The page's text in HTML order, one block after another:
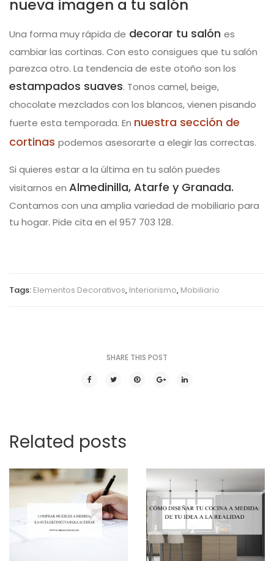
nueva imagen a tu salón
Una forma muy rápida de decorar tu salón es
cambiar las cortinas. Con esto consigues que tu salón
parezca otro. La tendencia de este otoño son los
estampados suaves. Tonos camel, beige,
chocolate mezclados con los blancos, vienen pisando
fuerte esta temporada. En nuestra sección de
cortinas podemos asesorarte a elegir las correctas.
Si quieres estar a la última en tu salón puedes
visitarnos en Almedinilla, Atarfe y Granada.
Contamos con una amplia variedad de mobiliario para
tu hogar. Pide cita en el 957 703 128.
Tags: Elementos Decorativos, Interiorismo, Mobiliario
SHARE THIS POST
Related posts